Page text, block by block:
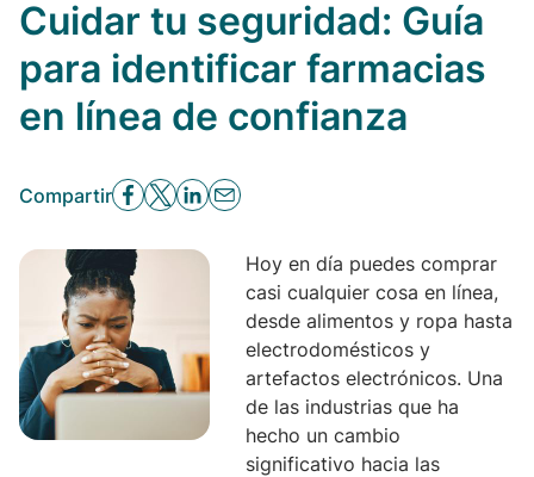
Cuidar tu seguridad: Guía
para identificar farmacias
en línea de confianza
Compartir
Hoy en día puedes comprar
casi cualquier cosa en línea,
desde alimentos y ropa hasta
electrodomésticos y
artefactos electrónicos. Una
de las industrias que ha
hecho un cambio
significativo hacia las